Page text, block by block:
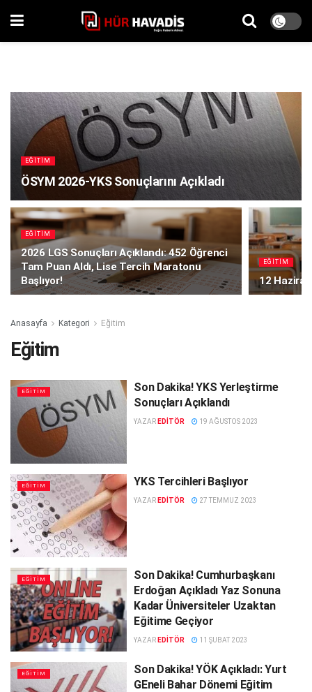
EĞITIM
ÖSYM 2026-YKS Sonuçlarını Açıkladı
EĞITIM
2026 LGS Sonuçları Açıklandı: 452 Öğrenci
Tam Puan Aldı, Lise Tercih Maratonu
Başlıyor!
EĞITIM
12
Anasayfa Kategori Eğitim
Eğitim
EĞITIM
Son Dakika! YKS Yerleştirme
Sonuçları Açıklandı
YAZAR EDITÖR 19 AĞUSTOS 2023
EĞITIM YKS Tercihleri Başlıyor
YAZAR EDITÖR 27 TEMMUZ 2023
EĞITIM
Son Dakika! Cumhurbaşkanı
Erdoğan Açıkladı Yaz Sonuna
Kadar Üniversiteler Uzaktan
Eğitime Geçiyor
YAZAR EDITÖR 11 ŞUBAT 2023
EĞITIM
Son Dakika! YÖK Açıkladı: Yurt
GEneli Bahar Dönemi Eğitim